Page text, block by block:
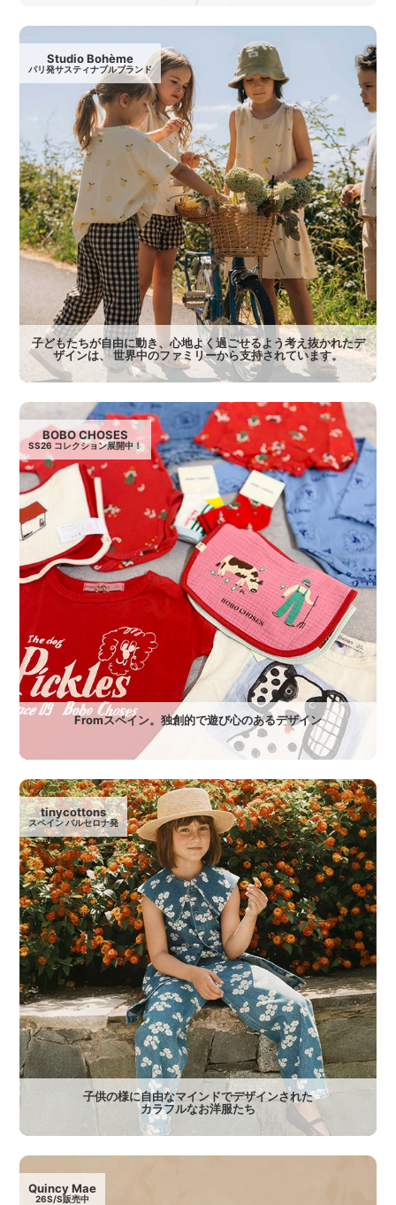
Studio Bohème
パリ発サスティナブルブランド
子どもたちが自由に動き、心地よく過ごせるよう考え抜かれたデ
ザインは、 世界中のファミリーから支持されています。
BOBO CHOSES
SS26 コレクション展開中！
Fromスペイン。独創的で遊び心のあるデザイン
tinycottons
スペイン バルセロナ発
子供の様に自由なマインドでデザインされた
カラフルなお洋服たち
Quincy Mae
26S/S販売中